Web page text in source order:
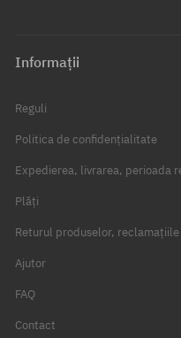
Informații
Reguli
Politica de confidențialitate
Expedierea, livrarea, perioada
Plăți
Returul produselor, reclamațiile
Ajutor
FAQ
Contact